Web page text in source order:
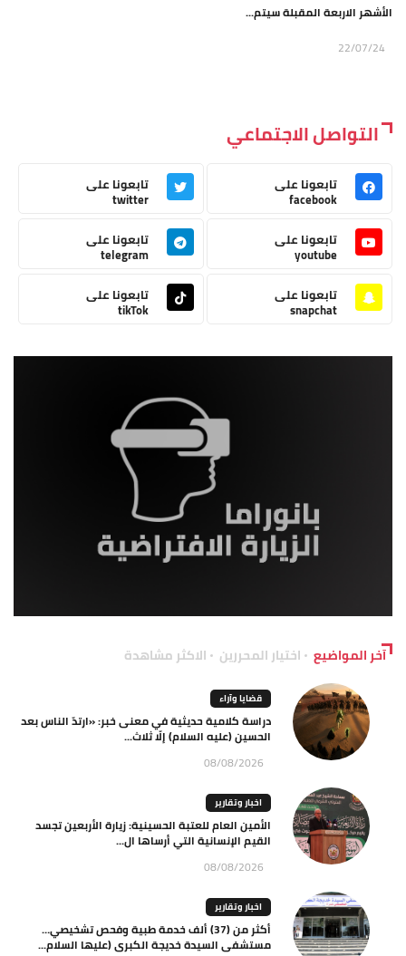
الأشهر الاربعة المقبلة سيتم...
22/07/24
التواصل الاجتماعي
تابعونا على
facebook
تابعونا على
twitter
تابعونا على
youtube
تابعونا على
telegram
تابعونا على
snapchat
تابعونا على
tikTok
آخر المواضيع اختيار المحررين الاكثر مشاهدة
قضايا وآراء
دراسة كلامية حديثية في معنى خبر: «ارتدّ الناس بعد
الحسين (عليه السلام) إلّا ثلاث...
08/08/2026
اخبار وتقارير
الأمين العام للعتبة الحسينية: زيارة الأربعين تجسد
القيم الإنسانية التي أرساها ال...
08/08/2026
اخبار وتقارير
أكثر من (37) ألف خدمة طبية وفحص تشخيصي…
مستشفى السيدة خديجة الكبرى (عليها السلام...